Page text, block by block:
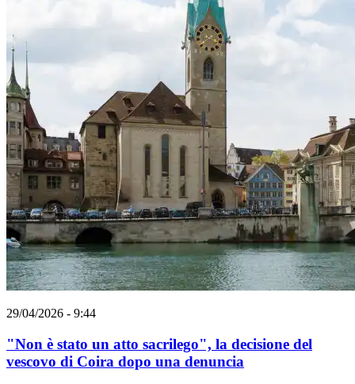
29/04/2026 - 9:44
"Non è stato un atto sacrilego", la decisione del
vescovo di Coira dopo una denuncia